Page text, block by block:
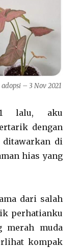
– 3 Nov 2021
lalu, aku
dengan
ditawarkan di
hias yang
dari salah
perhatianku
merah muda
kompak